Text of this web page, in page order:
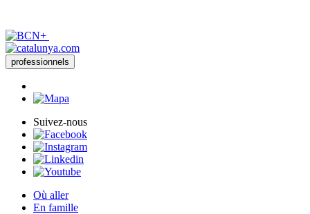
professionnels
Suivez-nous
Où aller
En famille